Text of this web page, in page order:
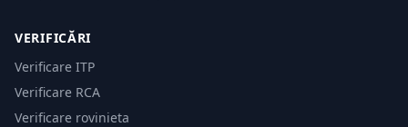
VERIFICĂRI
Verificare ITP
Verificare RCA
Verificare rovinieta